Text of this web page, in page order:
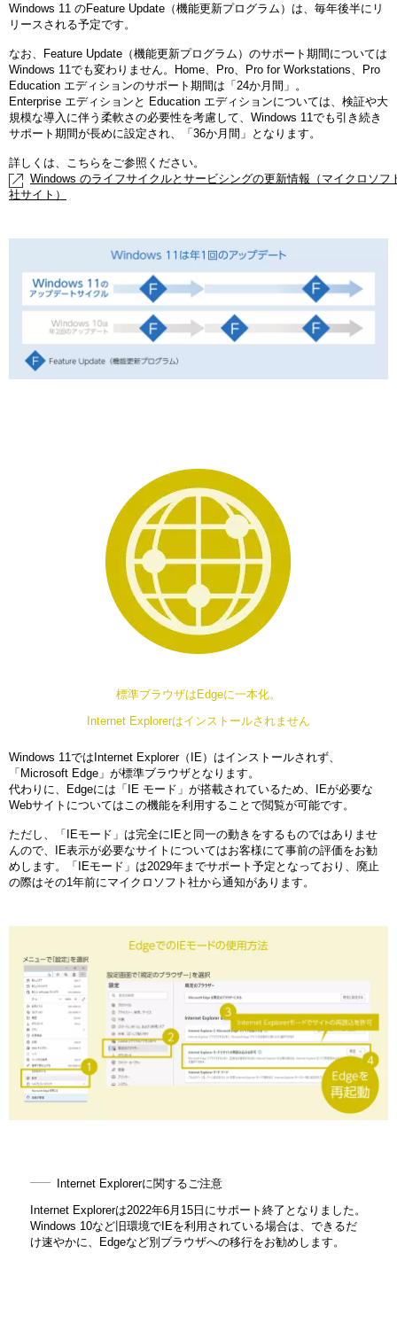
Windows 11 のFeature Update（機能更新プログラム）は、毎年後半にリ
リースされる予定です。
なお、Feature Update（機能更新プログラム）のサポート期間については
Windows 11でも変わりません。Home、Pro、Pro for Workstations、Pro
Education エディションのサポート期間は「24か月間」。
Enterprise エディションと Education エディションについては、検証や大
規模な導入に伴う柔軟さの必要性を考慮して、Windows 11でも引き続き
サポート期間が長めに設定され、「36か月間」となります。
詳しくは、こちらをご参照ください。
Windows のライフサイクルとサービシングの更新情報（マイクロソフ
社サイト）
標準ブラウザはEdgeに一本化。
Internet Explorerはインストールされません
Windows 11ではInternet Explorer（IE）はインストールされず、
「Microsoft Edge」が標準ブラウザとなります。
代わりに、Edgeには「IE モード」が搭載されているため、IEが必要な
Webサイトについてはこの機能を利用することで閲覧が可能です。
ただし、「IEモード」は完全にIEと同一の動きをするものではありませ
んので、IE表示が必要なサイトについてはお客様にて事前の評価をお勧
めします。「IEモード」は2029年までサポート予定となっており、廃止
の際はその1年前にマイクロソフト社から通知があります。
Internet Explorerに関するご注意
Internet Explorerは2022年6月15日にサポート終了となりました。
Windows 10など旧環境でIEを利用されている場合は、できるだ
け速やかに、Edgeなど別ブラウザへの移行をお勧めします。